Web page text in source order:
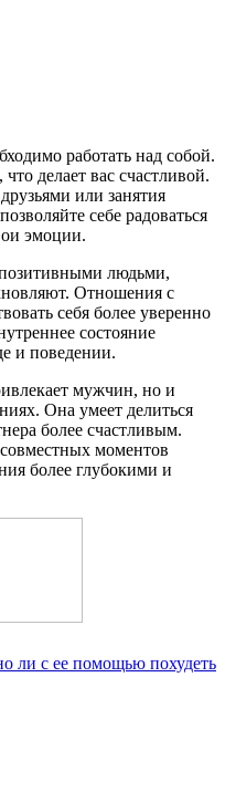
работать над собой.
делает вас счастливой.
или занятия
себе радоваться
эмоции.
людьми,
Отношения с
себя более уверенно
состояние
и поведении.
мужчин, но и
Она умеет делиться
более счастливым.
моментов
более глубокими и
ли с ее помощью похудеть